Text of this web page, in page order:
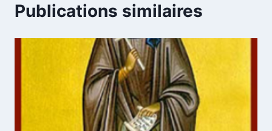
Publications similaires